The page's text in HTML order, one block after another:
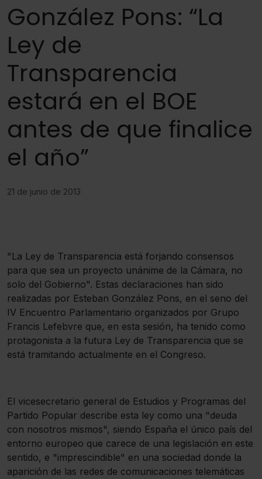
González Pons: “La
Ley de
Transparencia
estará en el BOE
antes de que finalice
el año”
21 de junio de 2013
"La Ley de Transparencia está forjando consensos
para que sea un proyecto unánime de la Cámara, no
solo del Gobierno". Estas declaraciones han sido
realizadas por Esteban González Pons, en el seno del
IV Encuentro Parlamentario organizados por Grupo
Francis Lefebvre que, en esta sesión, ha tenido como
protagonista a la futura Ley de Transparencia que se
está tramitando actualmente en el Congreso.
El vicesecretario general de Estudios y Programas del
Partido Popular describe esta ley como una "deuda
con nosotros mismos", siendo España el único país del
entorno europeo que carece de una legislación en este
sentido, e "imprescindible" en una sociedad donde la
aparición de las redes de comunicaciones telemáticas